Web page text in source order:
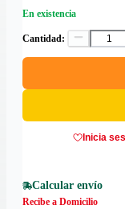
En existencia
Cantidad:
Inicia
Calcular envío
Recibe a Domicilio